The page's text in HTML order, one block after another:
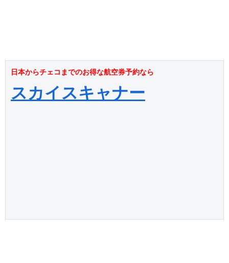
日本からチェコまでのお得な航空券予約なら
スカイスキャナー